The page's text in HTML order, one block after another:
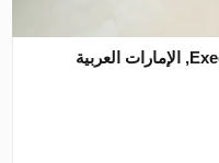
3 غرف نوم شقة في Executive Towers, الإمارات العربية